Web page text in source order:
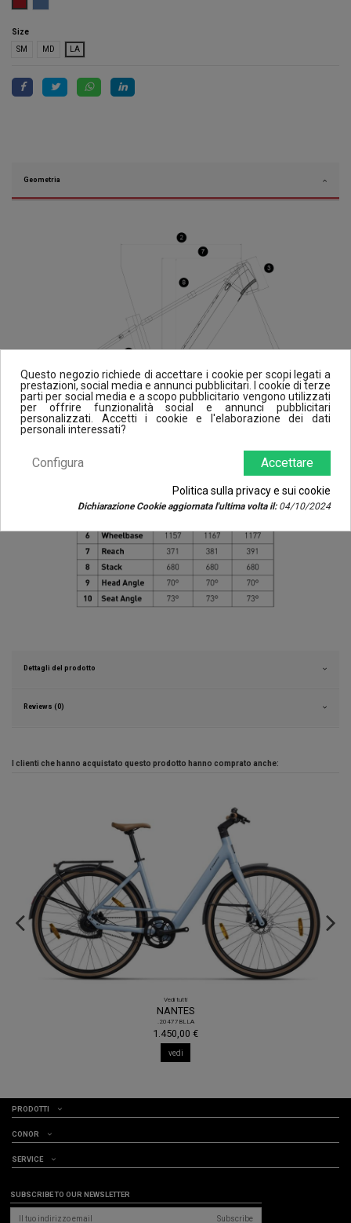
Size
SM
MD LA
Geometria
Dettagli del prodotto
Reviews (0)
I clienti che hanno acquistato questo prodotto hanno comprato anche:
Vedi tutti
NANTES
.20477BLLA
1.450,00 €
vedi
PRODOTTI
CONOR
SERVICE
SUBSCRIBE TO OUR NEWSLETTER
Subscribe
Questo negozio richiede di accettare i cookie per scopi legati a
prestazioni, social media e annunci pubblicitari. I cookie di terze
parti per social media e a scopo pubblicitario vengono utilizzati
per offrire funzionalità social e annunci pubblicitari
personalizzati. Accetti i cookie e l'elaborazione dei dati
personali interessati?
Accettare
Configura
Politica sulla privacy e sui cookie
Dichiarazione Cookie aggiornata l'ultima volta il:04/10/2024